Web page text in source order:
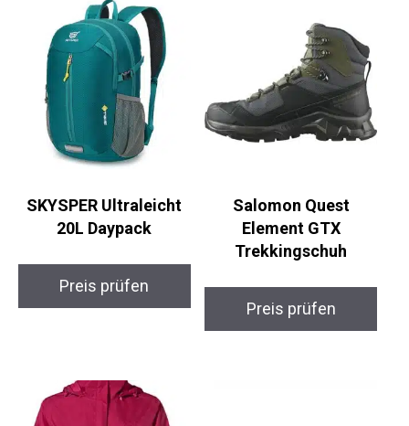
SKYSPER Ultraleicht
20L Daypack
Preis prüfen
Salomon Quest
Element GTX
Trekkingschuh
Preis prüfen